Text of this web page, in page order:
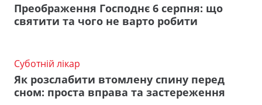
Преображення Господнє 6 серпня: що
святити та чого не варто робити
Суботній лікар
Як розслабити втомлену спину перед
сном: проста вправа та застереження